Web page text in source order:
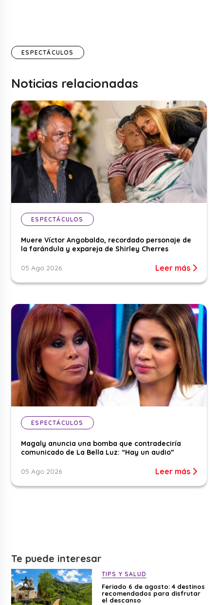
ESPECTÁCULOS
Noticias relacionadas
ESPECTÁCULOS
Muere Víctor Angobaldo, recordado personaje de
la farándula y expareja de Shirley Cherres
05 Ago 2026 Leer más
ESPECTÁCULOS
Magaly anuncia una bomba que contradeciría
comunicado de La Bella Luz: “Hay un audio”
05 Ago 2026 Leer más
Te puede interesar
TIPS Y SALUD
Feriado 6 de agosto: 4 destinos
recomendados para disfrutar
el descanso